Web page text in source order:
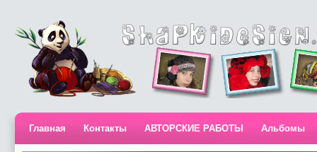
Главная Контакты АВТОРСКИЕ РАБОТЫ Альбомы